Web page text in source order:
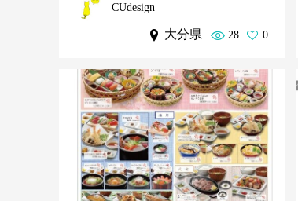
CUdesign
大分県 28 0